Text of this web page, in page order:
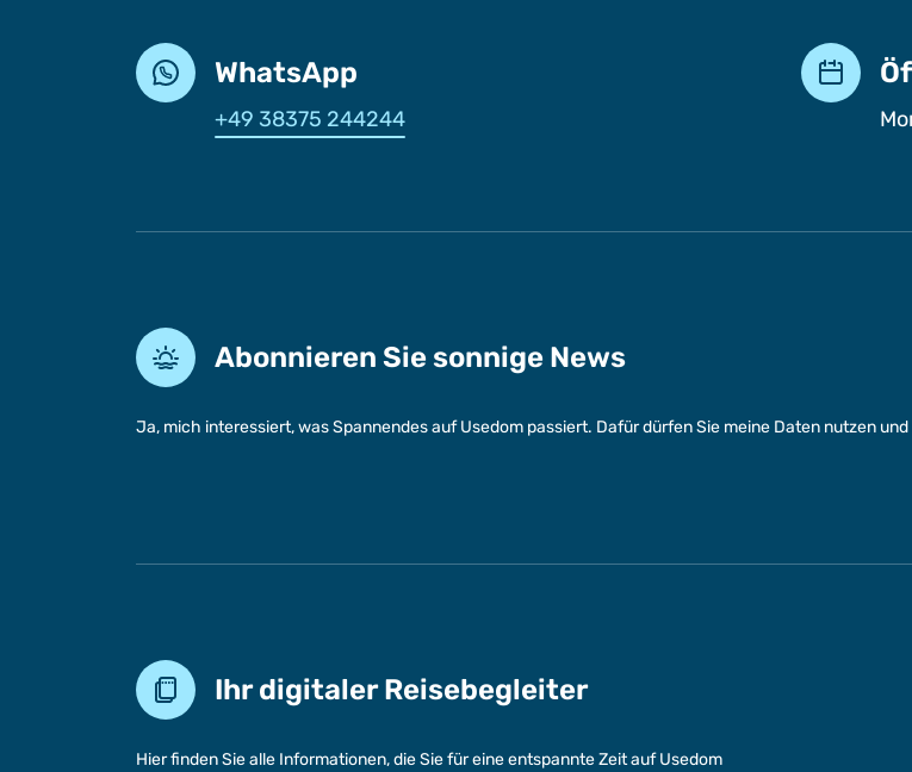
WhatsApp
+49 38375 244244
Abonnieren Sie sonnige News
Ja, mich interessiert, was Spannendes auf Usedom passiert. Dafür dürfen Sie meine Daten nutzen
Ihr digitaler Reisebegleiter
Hier finden Sie alle Informationen, die Sie für eine entspannte Zeit auf Usedom